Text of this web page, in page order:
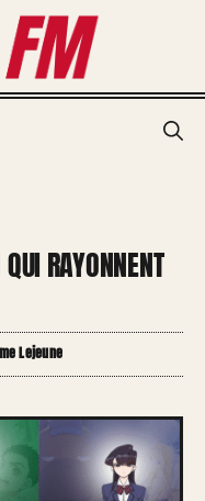
RAYONNENT
Lejeune